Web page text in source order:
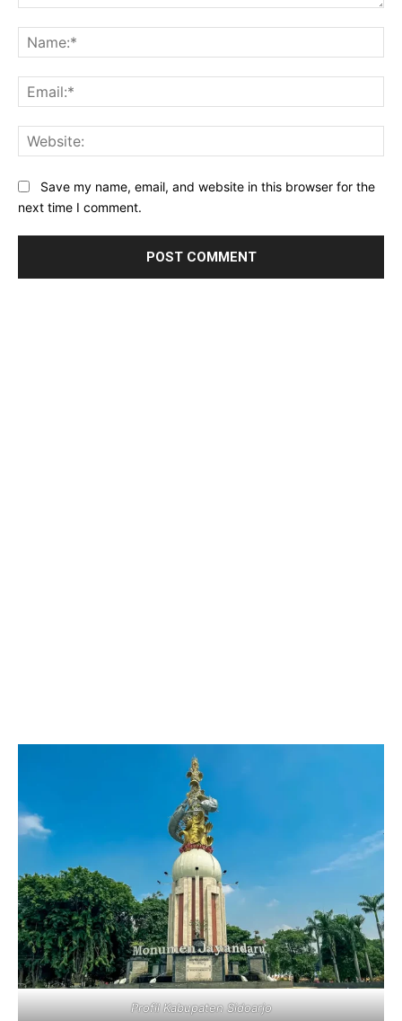
Save my name, email, and website in this browser for the
next time I comment.
Profil Kabupaten Sidoarjo